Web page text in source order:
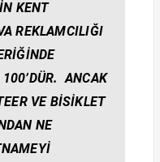
KENT
REKLAMCILIĞI
ANCAK
VE BISIKLET
NE